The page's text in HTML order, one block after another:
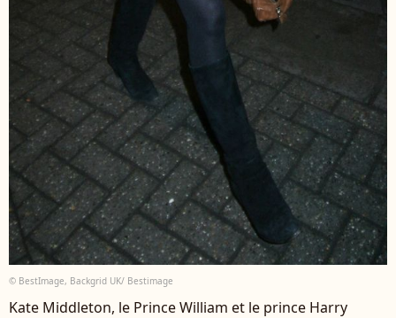
© BestImage, Backgrid UK/ Bestimage
Kate Middleton, le Prince William et le prince Harry